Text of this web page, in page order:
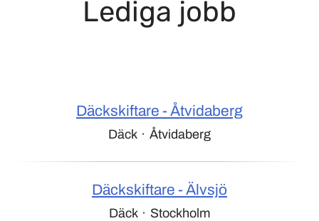
Lediga jobb
Däckskiftare - Åtvidaberg
Däck · Åtvidaberg
Däckskiftare - Älvsjö
Däck · Stockholm